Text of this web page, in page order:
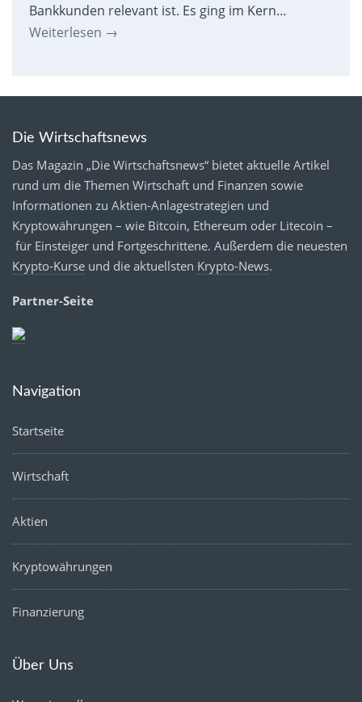
Bankkunden relevant ist. Es ging im Kern…
Weiterlesen →
Die Wirtschaftsnews
Das Magazin „Die Wirtschaftsnews“ bietet aktuelle Artikel
rund um die Themen Wirtschaft und Finanzen sowie
Informationen zu Aktien-Anlagestrategien und
Kryptowährungen – wie Bitcoin, Ethereum oder Litecoin –
für Einsteiger und Fortgeschrittene. Außerdem die neuesten
Krypto-Kurse und die aktuellsten Krypto-News.
Partner-Seite
Navigation
Startseite
Wirtschaft
Aktien
Kryptowährungen
Finanzierung
Über Uns